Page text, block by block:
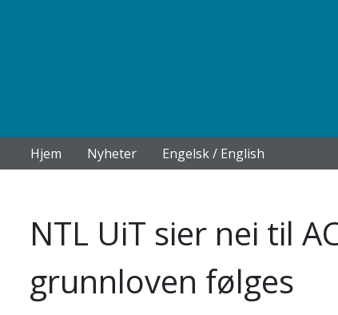
Hjem Nyheter Engelsk / English
NTL UiT sier nei til
grunnloven følges